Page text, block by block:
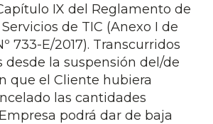
IX del Reglamento de
de TIC (Anexo I de
733-E/2017). Transcurridos
desde la suspensión del/de
que el Cliente hubiera
las cantidades
podrá dar de baja